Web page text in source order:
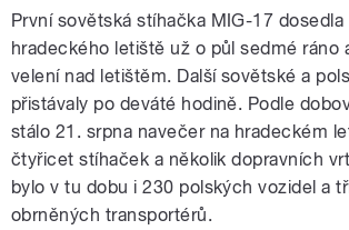
První sovětská stíhačka MIG-17 dosedla
hradeckého letiště už o půl sedmé ráno
velení nad letištěm. Další sovětské a
přistávaly po deváté hodině. Podle
stálo 21. srpna navečer na hradeckém
čtyřicet stíhaček a několik dopravních
bylo v tu dobu i 230 polských vozidel a
obrněných transportérů.